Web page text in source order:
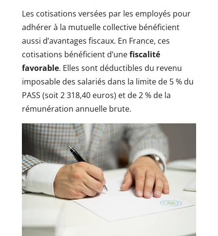
Les cotisations versées par les employés pour
adhérer à la mutuelle collective bénéficient
aussi d’avantages fiscaux. En France, ces
cotisations bénéficient d’unefiscalité
favorable. Elles sont déductibles du revenu
imposable des salariés dans la limite de 5 % du
PASS (soit 2 318,40 euros) et de 2 % de la
rémunération annuelle brute.